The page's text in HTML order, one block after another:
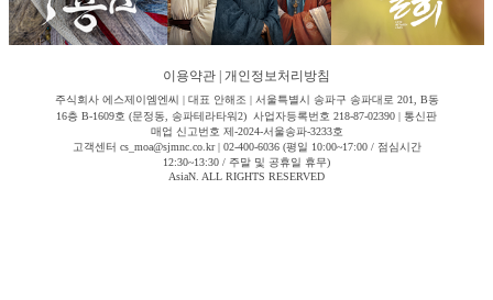
이용약관 개인정보처리방침
주식회사 에스제이엠엔씨 | 대표 안해조 | 서울특별시 송파구 송파대로 201, B동
16층 B-1609호 (문정동, 송파테라타워2) 사업자등록번호 218-87-02390 | 통신판
매업 신고번호 제-2024-서울송파-3233호
고객센터 cs_moa@sjmnc.co.kr | 02-400-6036 (평일 10:00~17:00 / 점심시간
12:30~13:30 / 주말 및 공휴일 휴무)
AsiaN. ALL RIGHTS RESERVED